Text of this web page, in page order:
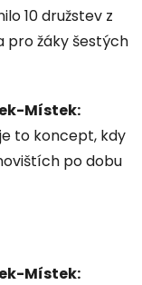
10 družstev z
pro žáky šestých
Místek:
to koncept, kdy
po dobu
Místek: